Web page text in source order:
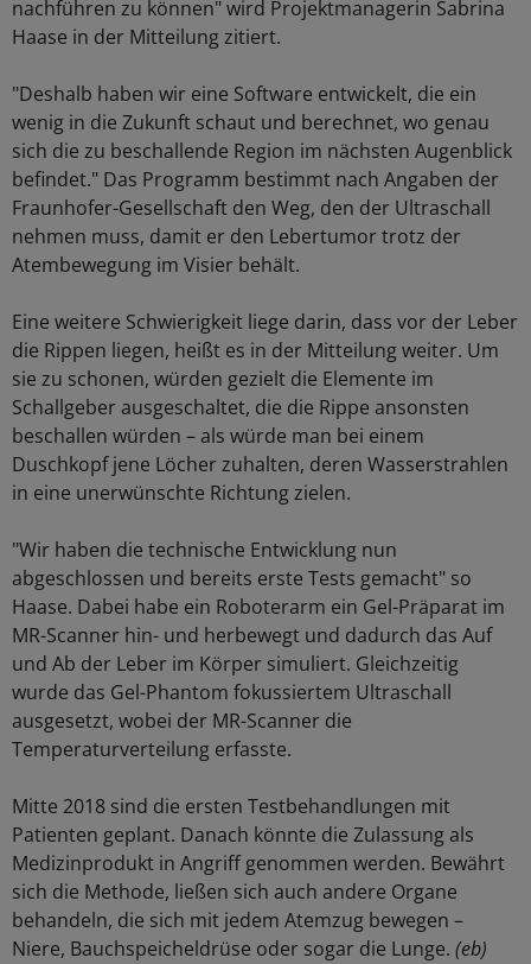
nachführen zu können" wird Projektmanagerin Sabrina
Haase in der Mitteilung zitiert.
"Deshalb haben wir eine Software entwickelt, die ein
wenig in die Zukunft schaut und berechnet, wo genau
sich die zu beschallende Region im nächsten Augenblick
befindet." Das Programm bestimmt nach Angaben der
Fraunhofer-Gesellschaft den Weg, den der Ultraschall
nehmen muss, damit er den Lebertumor trotz der
Atembewegung im Visier behält.
Eine weitere Schwierigkeit liege darin, dass vor der Leber
die Rippen liegen, heißt es in der Mitteilung weiter. Um
sie zu schonen, würden gezielt die Elemente im
Schallgeber ausgeschaltet, die die Rippe ansonsten
beschallen würden – als würde man bei einem
Duschkopf jene Löcher zuhalten, deren Wasserstrahlen
in eine unerwünschte Richtung zielen.
"Wir haben die technische Entwicklung nun
abgeschlossen und bereits erste Tests gemacht" so
Haase. Dabei habe ein Roboterarm ein Gel-Präparat im
MR-Scanner hin- und herbewegt und dadurch das Auf
und Ab der Leber im Körper simuliert. Gleichzeitig
wurde das Gel-Phantom fokussiertem Ultraschall
ausgesetzt, wobei der MR-Scanner die
Temperaturverteilung erfasste.
Mitte 2018 sind die ersten Testbehandlungen mit
Patienten geplant. Danach könnte die Zulassung als
Medizinprodukt in Angriff genommen werden. Bewährt
sich die Methode, ließen sich auch andere Organe
behandeln, die sich mit jedem Atemzug bewegen –
Niere, Bauchspeicheldrüse oder sogar die Lunge. (eb)